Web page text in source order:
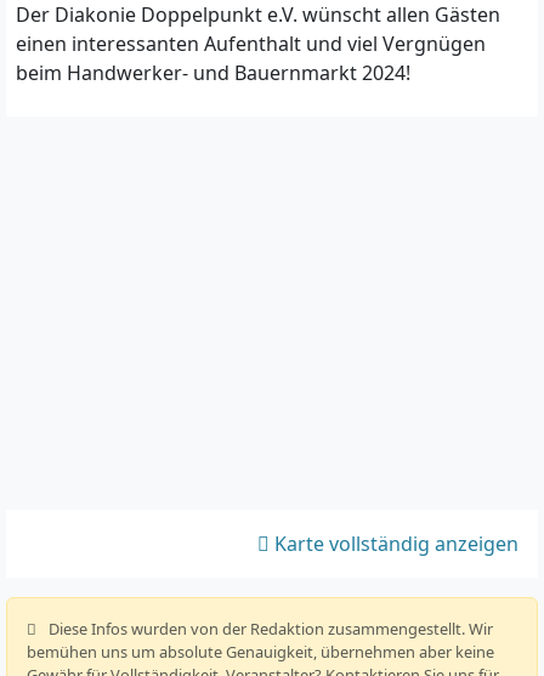
Der Diakonie Doppelpunkt e.V. wünscht allen Gästen
einen interessanten Aufenthalt und viel Vergnügen
beim Handwerker- und Bauernmarkt 2024!
Karte vollständig anzeigen
️ Diese Infos wurden von der Redaktion zusammengestellt. Wir
bemühen uns um absolute Genauigkeit, übernehmen aber keine